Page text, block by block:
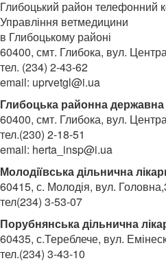
Глибоцький район телефонний
Управління ветмедицини
в Глибоцькому районі
60400, смт. Глибока, вул.
тел. (234) 2-43-62
email: uprvetgl@i.ua
Глибоцька районна
60400, смт. Глибока, вул.
тел.(230) 2-18-51
email: herta_insp@i.ua
Молодіївська дільнична
60415, с. Молодія, вул.
тел(234) 3-53-07
Порубнянська дільнична
60435, с.Тереблече, вул.
тел.(234) 3-43-10